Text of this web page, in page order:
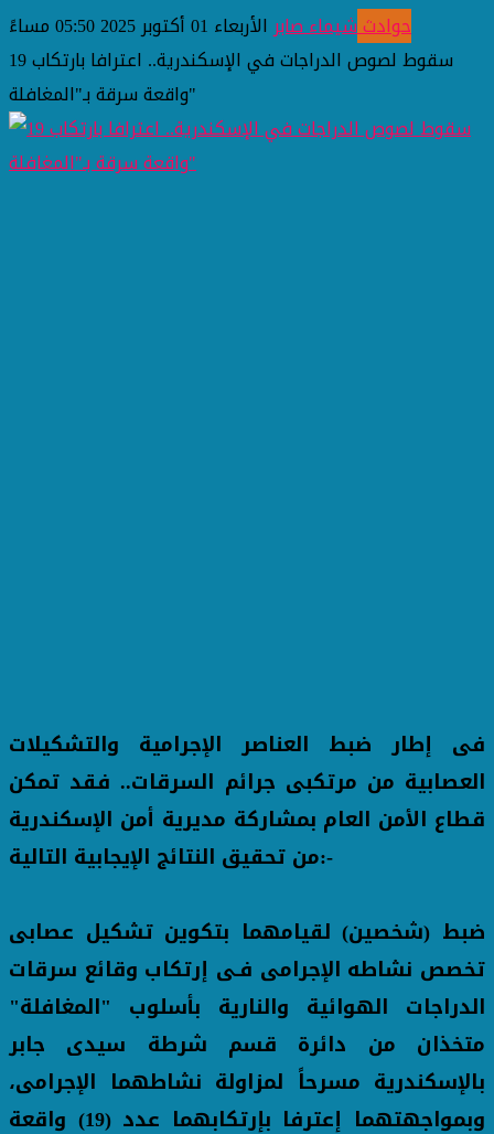
حوادثشيماء صابر الأربعاء 01 أكتوبر 2025 05:50 مساءً
سقوط لصوص الدراجات في الإسكندرية.. اعترافا بارتكاب 19
واقعة سرقة بـ"المغافلة"
فى إطار ضبط العناصر الإجرامية والتشكيلات
العصابية من مرتكبى جرائم السرقات.. فقد تمكن
قطاع الأمن العام بمشاركة مديرية أمن الإسكندرية
من تحقيق النتائج الإيجابية التالية:-
ضبط (شخصين) لقيامهما بتكوين تشكيل عصابى
تخصص نشاطه الإجرامى فـى إرتكاب وقائع سرقات
الدراجات الهوائية والنارية بأسلوب "المغافلة"
متخذان من دائرة قسم شرطة سيدى جابر
بالإسكندرية مسرحاً لمزاولة نشاطهما الإجرامى،
وبمواجهتهما إعترفا بإرتكابهما عدد (19) واقعة